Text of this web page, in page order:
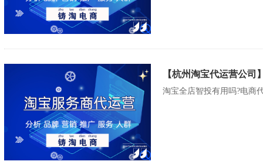
【杭州淘宝代运营公司
淘宝全店智投有用吗?电商